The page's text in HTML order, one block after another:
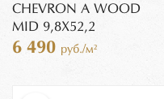
CHEVRON A WOOD
MID 9,8X52,2
6 490 руб./м²